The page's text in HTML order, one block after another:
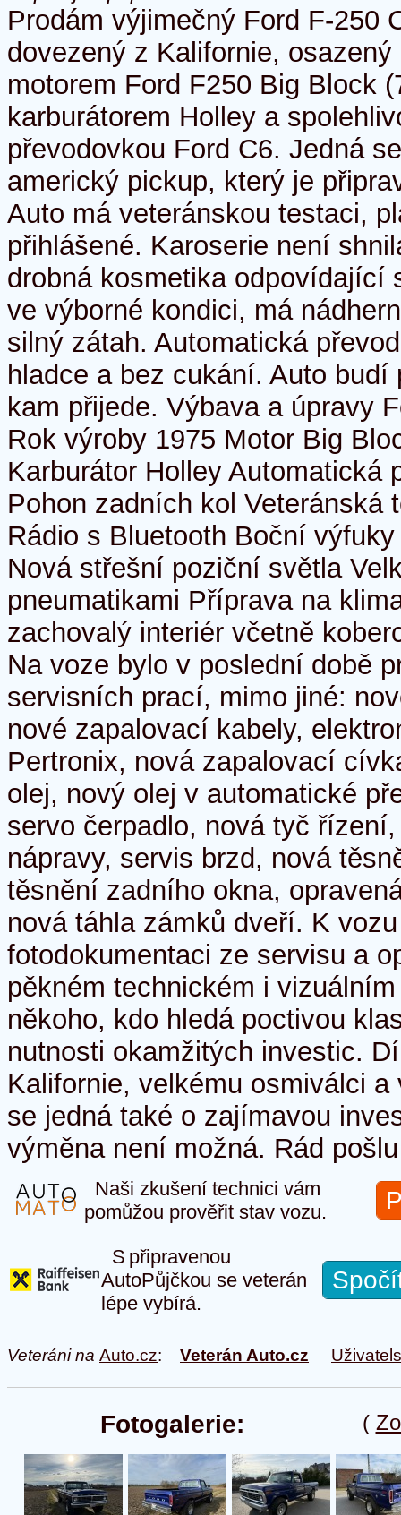
Prodám výjimečný Ford F-250
dovezený z Kalifornie,
motorem Ford F250 Big Block
karburátorem Holley a
převodovkou Ford C6. Jedná
americký pickup, který je
Auto má veteránskou testaci,
přihlášené. Karoserie není
drobná kosmetika odpovídající
ve výborné kondici, má
silný zátah. Automatická
hladce a bez cukání. Auto budí
kam přijede. Výbava a úpravy
Rok výroby 1975 Motor Big
Karburátor Holley Automatická
Pohon zadních kol Veteránská
Rádio s Bluetooth Boční
Nová střešní poziční světla
pneumatikami Příprava na
zachovalý interiér včetně
Na voze bylo v poslední době
servisních prací, mimo jiné:
nové zapalovací kabely,
Pertronix, nová zapalovací
olej, nový olej v automatické
servo čerpadlo, nová tyč
nápravy, servis brzd, nová
těsnění zadního okna,
nová táhla zámků dveří. K
fotodokumentaci ze servisu a
pěkném technickém i
někoho, kdo hledá poctivou
nutnosti okamžitých investic.
Kalifornie, velkému osmiválci
se jedná také o zajímavou
výměna není možná. Rád
Naši zkušení technici vám
pomůžou prověřit stav vozu.
S připravenou
AutoPůjčkou se veterán
lépe vybírá.
Veteráni na Auto.cz: Veterán Auto.cz
(
Fotogalerie: